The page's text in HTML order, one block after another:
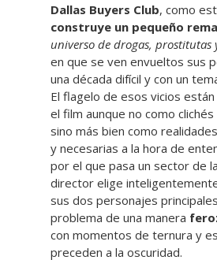
Dallas Buyers Club, como
construye un pequeño
universo de drogas,
en que se ven envueltos sus
una década difícil y con un
El flagelo de esos vicios
el film aunque no como
sino más bien como
y necesarias a la hora de
por el que pasa un sector de
director elige
sus dos personajes
problema de una manera
con momentos de ternura y
preceden a la oscuridad.